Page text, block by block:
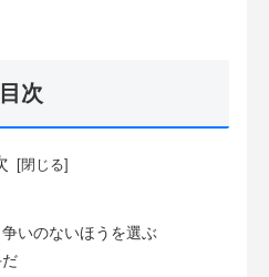
目次
いのないほうを選ぶ